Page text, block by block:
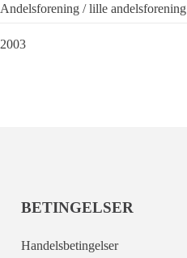
Andelsforening / lille andelsforening
2003
BETINGELSER
Handelsbetingelser